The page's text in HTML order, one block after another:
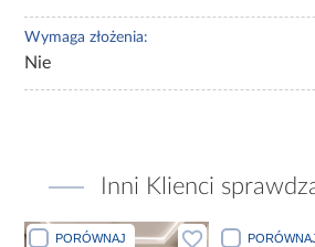
Wymaga złożenia:
Nie
Inni Klienci
PORÓWNAJ